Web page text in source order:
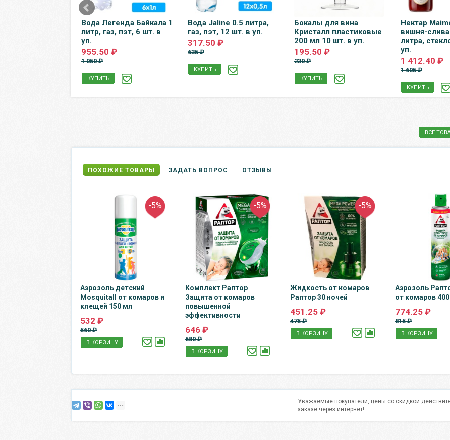
Вода Легенда Байкала 1
литр, газ, пэт, 6 шт. в
уп.
955.50 ₽
1 050 ₽
КУПИТЬ
Вода Jaline 0.5 литра,
газ, пэт, 12 шт. в уп.
317.50 ₽
635 ₽
КУПИТЬ
Бокалы для вина
Кристалл пластиковые
200 мл 10 шт. в уп.
195.50 ₽
230 ₽
КУПИТЬ
Нектар
вишня-
литра,
уп.
1 412.40 ₽
1 605 ₽
КУПИТЬ
ВСЕ
ПОХОЖИЕ ТОВАРЫ ЗАДАТЬ ВОПРОС ОТЗЫВЫ
-5%
Аэрозоль детский
Mosquitall от комаров и
клещей 150 мл
532 ₽
560 ₽
В КОРЗИНУ
-5%
Комплект Раптор
Защита от комаров
повышенной
эффективности
646 ₽
680 ₽
В КОРЗИНУ
-5%
Жидкость от комаров
Раптор 30 ночей
451.25 ₽
475 ₽
В КОРЗИНУ
Аэрозоль
от комаров
774.25 ₽
815 ₽
В КОРЗИНУ
Уважаемые покупатели, цены со скидкой
заказе через интернет!